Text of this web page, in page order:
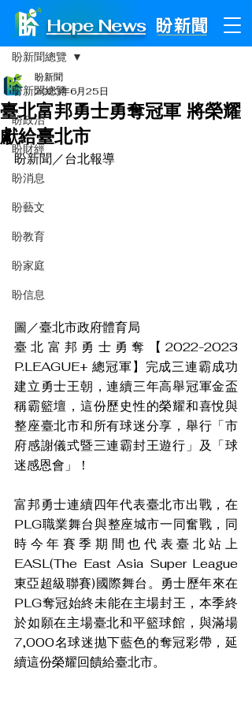
Hope News
文章
盼新聞總覽
盼政治
盼財經
盼消息
盼藝文
盼教育
盼家庭
盼信息
盼新聞總覽
臺北富邦勇士勇奪冠軍 將榮耀
獻給臺北市
盼新聞
2023年6月25日
盼新聞／台北報導
圖／臺北市政府體育局
臺北富邦勇士勇奪【2022-2023
P.LEAGUE+ 總冠軍】完成三連霸成功
建立勇士王朝，連續三年高舉冠軍金盃
稱霸籃壇，這份歷史性的榮耀和喜悅與
整座臺北市和所有球迷分享，舉行「市
府感謝儀式暨三連霸封王遊行」及「球
迷感恩會」！
富邦勇士連續四年代表臺北市出戰，在
PLG職業舞台與整座城市一同奮戰，同
時今年賽季期間也代表臺北站上
EASL(The East Asia Super League
東亞超級聯賽)國際舞台。勇士歷年來在
PLG奪冠始終未能在主場封王，本季終
於如願在主場臺北和平籃球館，與滿場
7,000名球迷拋下藍色的奪冠彩帶，延
續這份榮耀回饋給臺北市。